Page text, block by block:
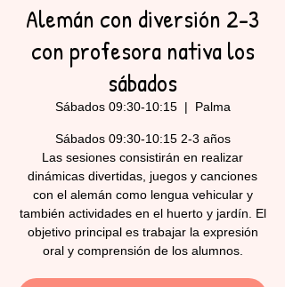
Alemán con diversión 2-3
con profesora nativa los
sábados
Sábados 09:30-10:15
  |
Palma
Sábados 09:30-10:15 2-3 años
Las sesiones consistirán en realizar
dinámicas divertidas, juegos y canciones
con el alemán como lengua vehicular y
también actividades en el huerto y jardín. El
objetivo principal es trabajar la expresión
oral y comprensión de los alumnos.